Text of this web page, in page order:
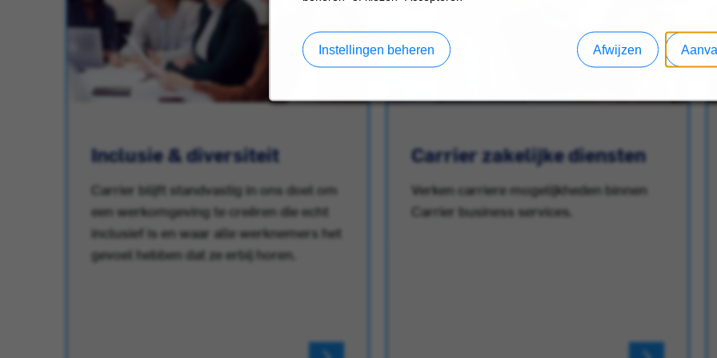
Afwijzen
Instellingen beheren
Inclusie & diversiteit
Carrier blijft standvastig in ons doel om
een werkomgeving te creëren die echt
inclusief is en waar alle werknemers het
gevoel hebben dat ze erbij horen.
Carrier zakelijke diensten
Verken carriere mogelijkheden binnen
Carrier business services.